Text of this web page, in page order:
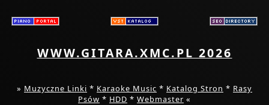
WWW.GITARA.XMC.PL 2026
» Muzyczne Linki * Karaoke Music * Katalog Stron * Rasy
Psów * HDD * Webmaster «